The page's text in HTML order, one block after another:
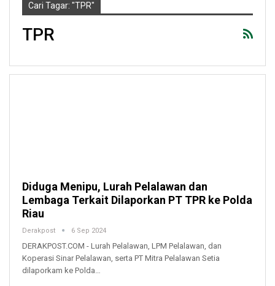
Cari Tagar: "TPR"
TPR
Diduga Menipu, Lurah Pelalawan dan
Lembaga Terkait Dilaporkan PT TPR ke Polda
Riau
Derakpost 6 Sep 2024
DERAKPOST.COM - Lurah Pelalawan, LPM Pelalawan, dan
Koperasi Sinar Pelalawan, serta PT Mitra Pelalawan Setia
dilaporkam ke Polda…